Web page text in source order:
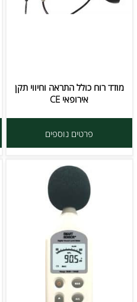
מודד רוח כולל התראה וחיווי תקן
אירופאי CE
פרטים נוספים